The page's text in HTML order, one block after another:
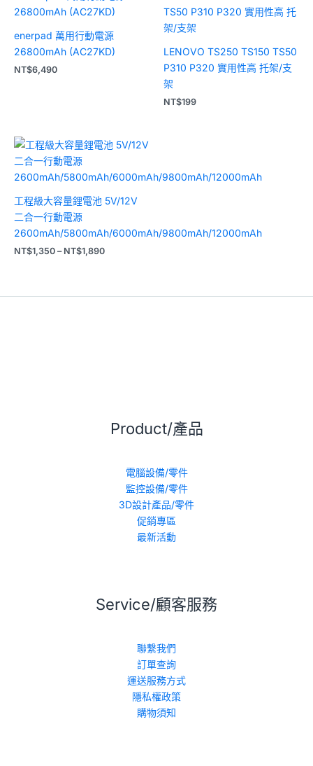
enerpad 萬用行動電源
26800mAh (AC27KD)
NT$6,490
LENOVO TS250 TS150 TS50
P310 P320 實用性高 托架/支
架
NT$199
工程級大容量鋰電池 5V/12V
二合一行動電源
2600mAh/5800mAh/6000mAh/9800mAh/12000mAh
NT$1,350 – NT$1,890
價
格
圍：
到
NT$1,890
Product/產品
電腦設備/零件
監控設備/零件
3D設計產品/零件
促銷專區
最新活動
Service/顧客服務
聯繫我們
訂單查詢
運送服務方式
隱私權政策
購物須知